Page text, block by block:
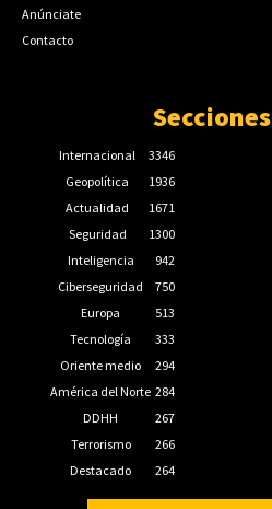
Anúnciate
Contacto
Secciones
Internacional
3346
Geopolítica
1936
Actualidad
1671
Seguridad
1300
Inteligencia
942
Ciberseguridad
750
Europa
513
Tecnología
333
Oriente medio
294
América del Norte 284
DDHH
267
Terrorismo
266
Destacado
264